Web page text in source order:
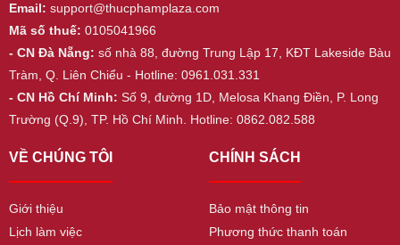
Email: support@thucphamplaza.com
Mã số thuế: 0105041966
- CN Đà Nẵng: số nhà 88, đường Trung Lập 17, KĐT Lakeside Bàu
Tràm, Q. Liên Chiểu - Hotline: 0961.031.331
- CN Hồ Chí Minh: Số 9, đường 1D, Melosa Khang Điền, P. Long
Trường (Q.9), TP. Hồ Chí Minh. Hotline: 0862.082.588
VỀ CHÚNG TÔI
Giới thiệu
Lịch làm việc
CHÍNH SÁCH
Bảo mật thông tin
Phương thức thanh toán